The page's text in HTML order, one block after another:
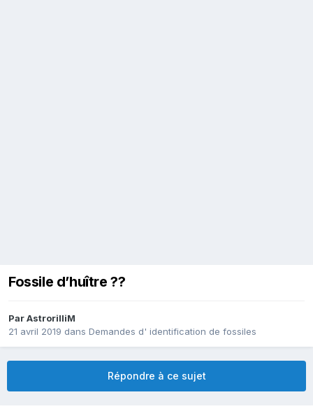
Fossile d’huître ??
ParAstrorilliM
21 avril 2019 dans Demandes d' identification de fossiles
Répondre à ce sujet